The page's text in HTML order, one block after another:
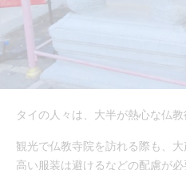
タイの人々は、大半が熱心な仏教
観光で仏教寺院を訪れる際も、
高い服装は避けるなどの配慮が